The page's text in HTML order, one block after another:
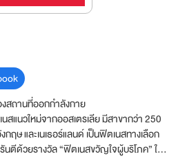
สถานที่ออกกำลังกาย
สแนวใหม่จากออสเตรเลีย มีสาขากว่า 250
ฤษ และเนเธอร์แลนด์ เป็นฟิตเนสทางเลือก
ตีด้วยรางวัล “ฟิตเนสขวัญใจผู้บริโภค” ใน